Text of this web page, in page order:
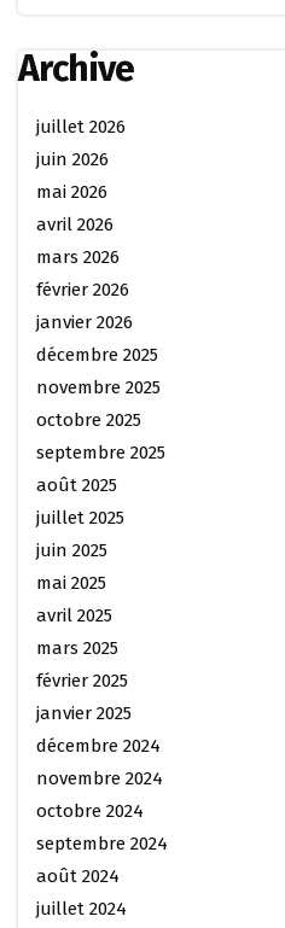
Archive
juillet 2026
juin 2026
mai 2026
avril 2026
mars 2026
février 2026
janvier 2026
décembre 2025
novembre 2025
octobre 2025
septembre 2025
août 2025
juillet 2025
juin 2025
mai 2025
avril 2025
mars 2025
février 2025
janvier 2025
décembre 2024
novembre 2024
octobre 2024
septembre 2024
août 2024
juillet 2024